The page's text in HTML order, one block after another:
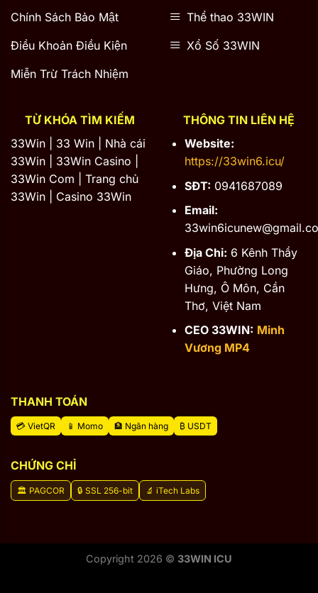
Chính Sách Bảo Mật
Điều Khoản Điều Kiện
Miễn Trừ Trách Nhiệm
Thể thao 33WIN
Xổ Số 33WIN
TỪ KHÓA TÌM KIẾM
33Win | 33 Win | Nhà cái
33Win | 33Win Casino |
33Win Com | Trang chủ
33Win | Casino 33Win
THÔNG TIN LIÊN HỆ
Website:
https://33win6.icu/
SĐT: 0941687089
Email:
Địa Chỉ: 6 Kênh Thầy
Giáo, Phường Long
Hưng, Ô Môn, Cần
Thơ, Việt Nam
CEO 33WIN: Minh
Vương MP4
THANH TOÁN
💳 VietQR 📱 Momo 🏦 Ngân hàng ₿ USDT
CHỨNG CHỈ
🏛️ PAGCOR 🔒 SSL 256-bit 🔬 iTech Labs
Copyright 2026 © 33WIN ICU